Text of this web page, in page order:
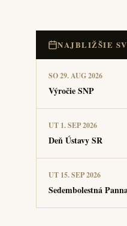
NAJBLIŽŠIE
SO 29. AUG 2026
Výročie SNP
UT 1. SEP 2026
Deň Ústavy SR
UT 15. SEP 2026
Sedembolestná